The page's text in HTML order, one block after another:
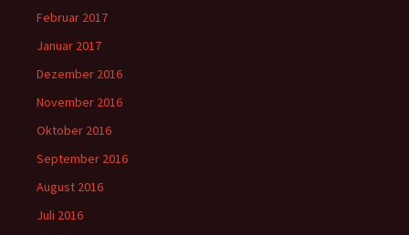
Februar 2017
Januar 2017
Dezember 2016
November 2016
Oktober 2016
September 2016
August 2016
Juli 2016